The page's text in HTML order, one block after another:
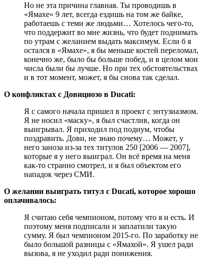
Но не эта причина главная. Ты проводишь в
«Ямахе» 9 лет, всегда ездишь на том же байке,
работаешь с теми же людьми… Хотелось чего-то,
что поддержит во мне жизнь, что будет поднимать
по утрам с желанием выдать максимум. Если б я
остался в «Ямахе», я бы меньше костей переломал,
конечно же, было бы больше побед, и в целом мои
числа были бы лучше. Но при тех обстоятельствах
и в тот момент, может, я бы снова так сделал.
О конфликтах с Довициозо в Ducati:
Я с самого начала пришел в проект с энтузиазмом.
Я не носил «маску», я был счастлив, когда он
выигрывал. Я приходил под подиум, чтобы
поздравить. Дови, не знаю почему… Может, у
него заноза из-за тех титулов 250 [2006 — 2007],
которые я у него выиграл. Он всё время на меня
как-то странно смотрел, и я был объектом его
нападок через СМИ.
О желании выиграть титул с Ducati, которое хорошо
оплачивалось:
Я считаю себя чемпионом, потому что я и есть. И
поэтому меня подписали и заплатили такую
сумму. Я был чемпионом 2015-го. По заработку не
было большой разницы с «Ямахой». Я ушел ради
вызова, я не уходил ради понижения.